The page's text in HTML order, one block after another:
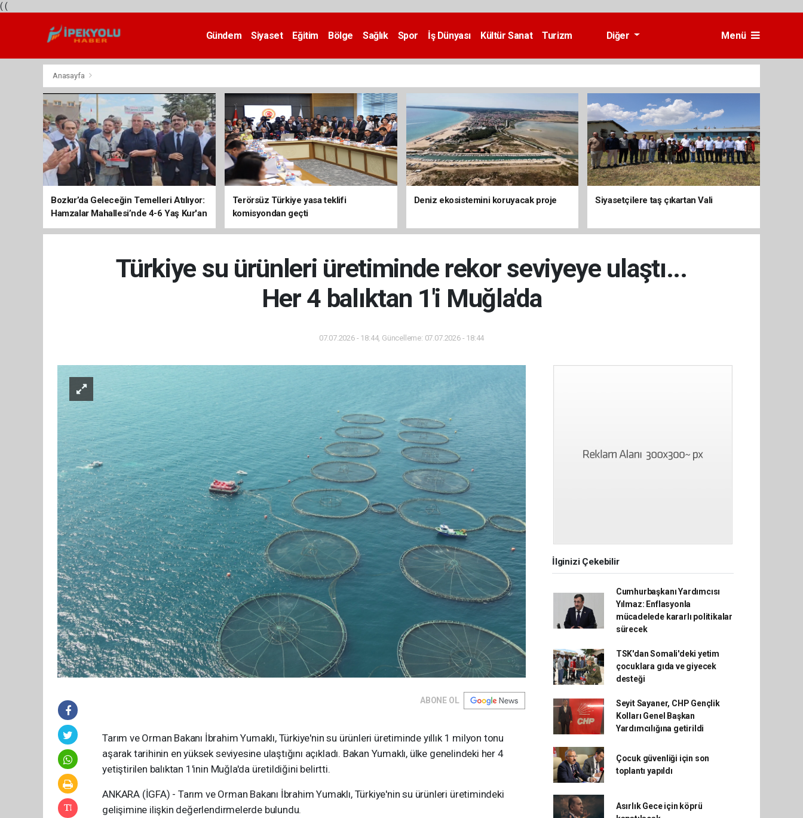
( (
Gündem Siyaset Eğitim Bölge Sağlık Spor İş Dünyası Kültür Sanat
Turizm
Diğer Menü
Anasayfa
Bozkır’da Geleceğin Temelleri Atılıyor:
Hamzalar Mahallesi’nde 4-6 Yaş Kur'an
Kursu İnşaatı Başladı
Terörsüz Türkiye yasa teklifi
komisyondan geçti
Deniz ekosistemini koruyacak proje Siyasetçilere taş çıkartan Vali
Türkiye su ürünleri üretiminde rekor seviyeye ulaştı...
Her 4 balıktan 1'i Muğla'da
07.07.2026 - 18:44, Güncelleme: 07.07.2026 - 18:44
ABONE OL
Tarım ve Orman Bakanı İbrahim Yumaklı, Türkiye'nin su ürünleri üretiminde yıllık 1 milyon tonu
aşarak tarihinin en yüksek seviyesine ulaştığını açıkladı. Bakan Yumaklı, ülke genelindeki her 4
yetiştirilen balıktan 1'inin Muğla'da üretildiğini belirtti.
ANKARA (İGFA) - Tarım ve Orman Bakanı İbrahim Yumaklı, Türkiye'nin su ürünleri üretimindeki
gelişimine ilişkin değerlendirmelerde bulundu.
İlginizi Çekebilir
Cumhurbaşkanı Yardımcısı
Yılmaz: Enflasyonla
mücadelede kararlı politikalar
sürecek
TSK'dan Somali'deki yetim
çocuklara gıda ve giyecek
desteği
Seyit Sayaner, CHP Gençlik
Kolları Genel Başkan
Yardımcılığına getirildi
Çocuk güvenliği için son
toplantı yapıldı
Asırlık Gece için köprü